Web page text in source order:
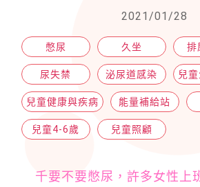
2021/01/28
憋尿 久坐 排
尿失禁 泌尿道感染 兒
兒童健康與疾病 能量補給站
兒童4-6歲 兒童照顧
千要不要憋尿，許多女性上